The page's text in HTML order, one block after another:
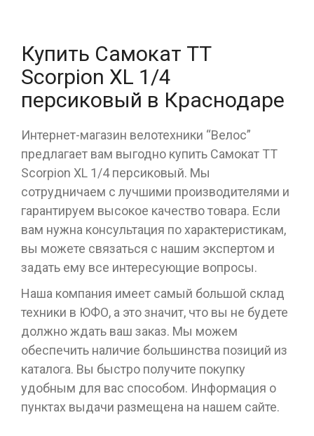
Купить Самокат ТТ
Scorpion XL 1/4
персиковый в Краснодаре
Интернет-магазин велотехники “Велос”
предлагает вам выгодно купить Самокат ТТ
Scorpion XL 1/4 персиковый. Мы
сотрудничаем с лучшими производителями и
гарантируем высокое качество товара. Если
вам нужна консультация по характеристикам,
вы можете связаться с нашим экспертом и
задать ему все интересующие вопросы.
Наша компания имеет самый большой склад
техники в ЮФО, а это значит, что вы не будете
должно ждать ваш заказ. Мы можем
обеспечить наличие большинства позиций из
каталога. Вы быстро получите покупку
удобным для вас способом. Информация о
пунктах выдачи размещена на нашем сайте.